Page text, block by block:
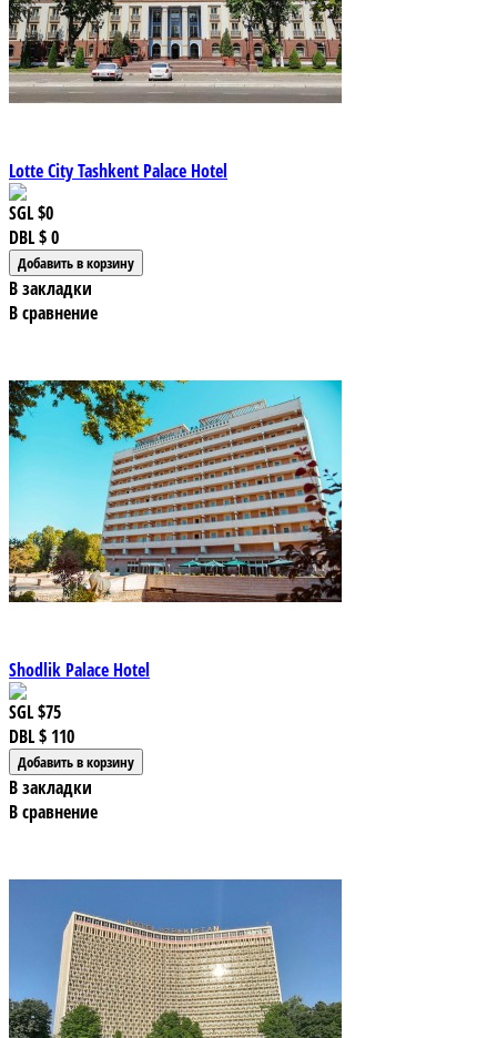
Lotte City Tashkent Palace Hotel
SGL$0
DBL$ 0
В закладки
В сравнение
Shodlik Palace Hotel
SGL$75
DBL$ 110
В закладки
В сравнение